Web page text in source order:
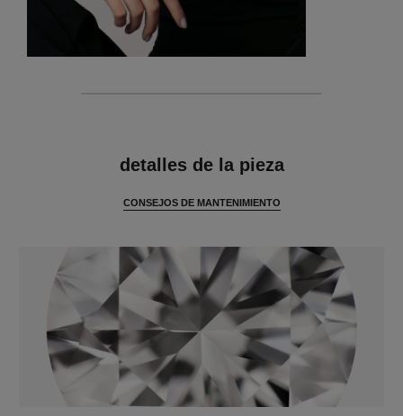
detalles de la pieza
CONSEJOS DE MANTENIMIENTO